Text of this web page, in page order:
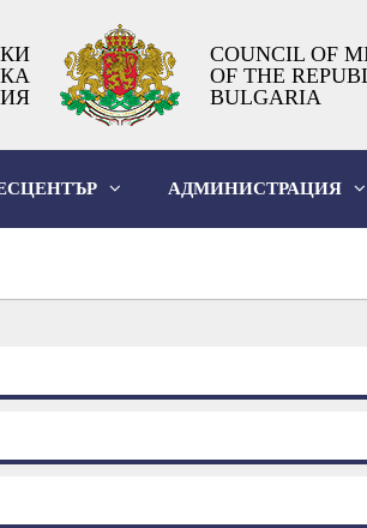
COUNCIL OF
OF THE
BULGARIA
АДМИНИСТРАЦИЯ